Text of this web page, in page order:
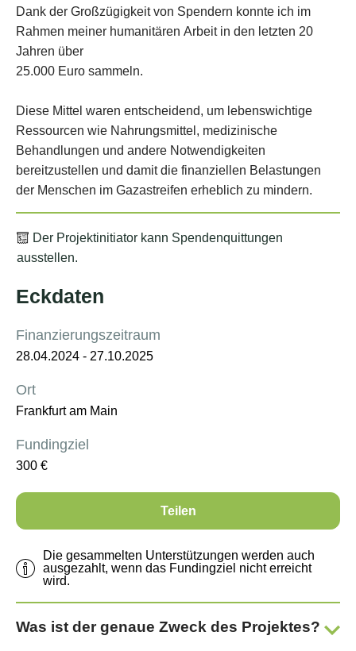
Der Projektinitiator kann Spendenquittungen
ausstellen.
Eckdaten
Finanzierungszeitraum
28.04.2024 - 27.10.2025
Ort
Frankfurt am Main
Fundingziel
300 €
Teilen
Die gesammelten Unterstützungen werden auch
ausgezahlt, wenn das Fundingziel nicht erreicht
wird.
Was ist der genaue Zweck des Projektes?